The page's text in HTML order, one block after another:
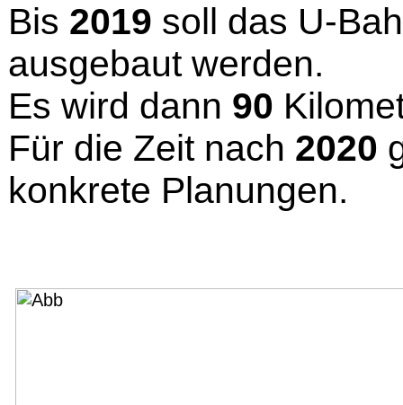
Bis 2019 soll das U-
ausgebaut werden.
Es wird dann 90
Für die Zeit nach 2020
konkrete Planungen.